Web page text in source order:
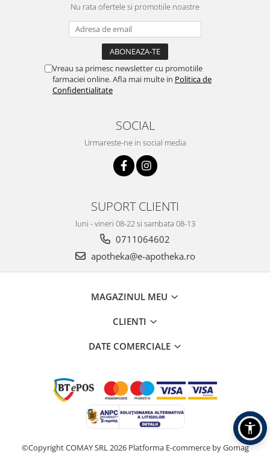
Nu rata ofertele si promotiile noastre
Vreau sa primesc newsletter cu promotiile
farmaciei online. Afla mai multe in Politica de
Confidentialitate
SOCIAL
Urmareste-ne in social media
SUPORT CLIENTI
luni - vineri 08-22 si sambata 08-13
0711064602
apotheka@e-apotheka.ro
MAGAZINUL MEU
CLIENTI
DATE COMERCIALE
©Copyright COMAY SRL 2026 Platforma E-commerce by Gomag